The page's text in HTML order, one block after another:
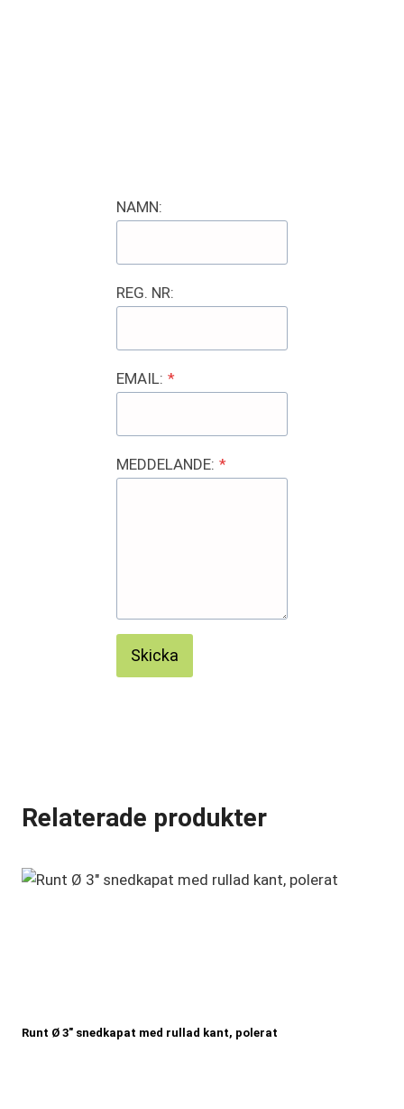
NAMN:
REG. NR:
EMAIL: *
MEDDELANDE: *
Skicka
Relaterade produkter
Runt Ø 3″ snedkapat med rullad kant, polerat